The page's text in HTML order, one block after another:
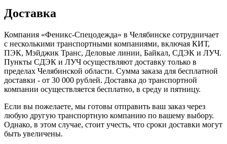
Доставка
Компания «Феникс-Спецодежда» в Челябинске сотрудничает
с несколькими транспортными компаниями, включая КИТ,
ПЭК, Мэйджик Транс, Деловые линии, Байкал, CДЭК и ЛУЧ.
Пункты CДЭК и ЛУЧ осуществляют доставку только в
пределах Челябинской области. Сумма заказа для бесплатной
доставки - от 30 000 рублей. Доставка до транспортной
компании осуществляется бесплатно, в среду и пятницу.
Если вы пожелаете, мы готовы отправить ваш заказ через
любую другую транспортную компанию по вашему выбору.
Однако, в этом случае, стоит учесть, что сроки доставки могут
быть увеличены.